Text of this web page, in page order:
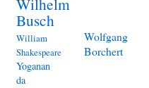
Busch
William
Shakespeare
Wolfgang
Borchert
Yoganan
da